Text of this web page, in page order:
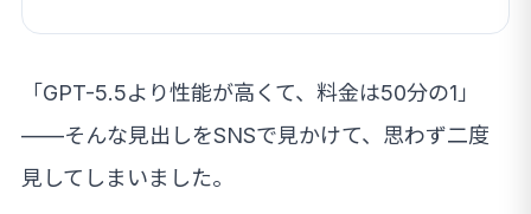
「GPT-5.5より性能が高くて、料金は50分の1」
——そんな見出しをSNSで見かけて、思わず二度
見してしまいました。